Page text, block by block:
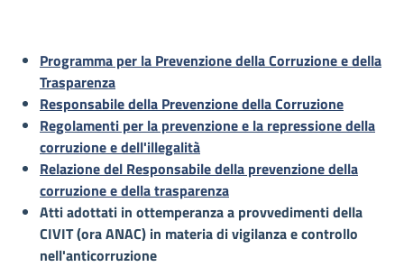
Programma per la Prevenzione della Corruzione e della
Trasparenza
Responsabile della Prevenzione della Corruzione
Regolamenti per la prevenzione e la repressione della
corruzione e dell'illegalità
Relazione del Responsabile della prevenzione della
corruzione e della trasparenza
Atti adottati in ottemperanza a provvedimenti della
CIVIT (ora ANAC) in materia di vigilanza e controllo
nell'anticorruzione